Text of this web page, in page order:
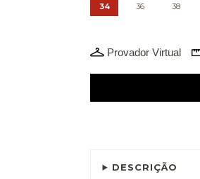
34 36 38
Provador Virtual
DESCRIÇÃO